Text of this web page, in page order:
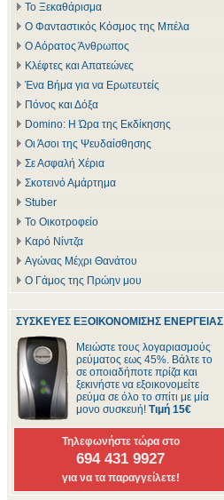
Το Ξεκαθάρισμα
Ο Φανταστικός Κόσμος της Μπέλα
Ο Αόρατος Άνθρωπος
Κλέφτες και Απατεώνες
Ένα Βήμα για να Ερωτευτείς
Πόνος και Δόξα
Domino: Η Ώρα της Εκδίκησης
Οι Άσοι της Ψευδαίσθησης
Σε Ασφαλή Χέρια
Σκοτεινό Αμάρτημα
Stuber
Το Οικοτροφείο
Καρό Νίντζα
Αγώνας Μέχρι Θανάτου
Ο Γάμος της Πρώην μου
ΣΥΣΚΕΥΕΣ ΕΞΟΙΚΟΝΟΜΙΣΗΣ ΕΝΕΡΓΕΙΑΣ
Μειώστε τους λογαριασμούς
ρεύματος εως 45%. Βάλτε το
σε οποιαδήποτε πρίζα και
ξεκινήστε να εξοικονομείτε
ρεύμα σε όλο το σπίτι με μία
μονο συσκευή! Τιμή 15€
Τηλεφωνήστε τώρα στο
694 431 9927
για να τα παραγγείλετε!